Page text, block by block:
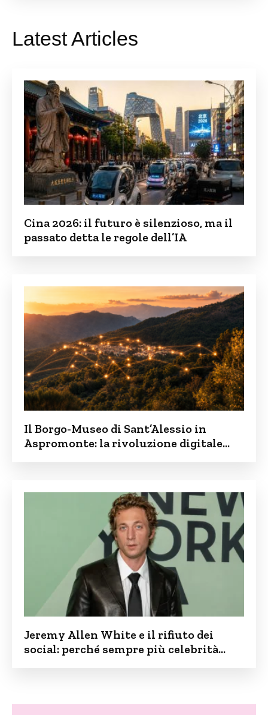
Latest Articles
Cina 2026: il futuro è silenzioso, ma il
passato detta le regole dell’IA
Il Borgo-Museo di Sant’Alessio in
Aspromonte: la rivoluzione digitale
Jeremy Allen White e il rifiuto dei
social: perché sempre più celebrità